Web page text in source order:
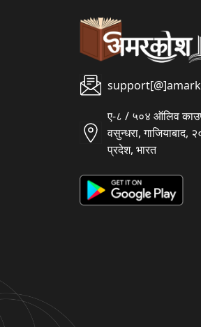
ए-८ / ५०४ ऑलिव
वसुन्धरा, गाजियाबाद,
प्रदेश, भारत